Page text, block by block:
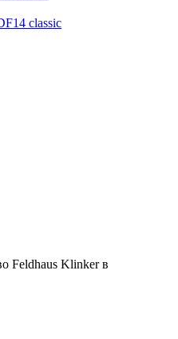
classic
Feldhaus Klinker в